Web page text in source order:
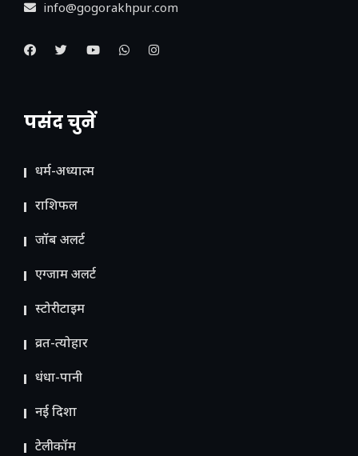
info@gogorakhpur.com
पसंद चुनें
धर्म-अध्यात्म
राशिफल
जॉब अलर्ट
एग्जाम अलर्ट
स्टोरीटाइम
व्रत-त्योहार
धंधा-पानी
नई दिशा
टेलीकॉम